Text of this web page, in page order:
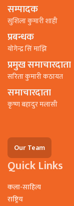
सम्पादक
सुशिला कुमारी शाही
प्रबन्धक
याेगेन्द्र सिं माझि
प्रमुख समाचारदाता
सरिता कुमारी कठायत
समाचारदाता
कृष्ण बहादुर मलासी
Our Team
Quick Links
कला-साहित्य
राष्ट्रिय